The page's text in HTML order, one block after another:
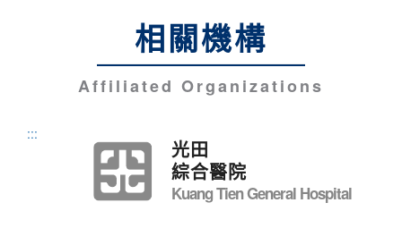
相關機構
Affiliated Organizations
:::
光田
綜合醫院
Kuang Tien General Hospital